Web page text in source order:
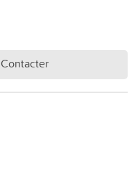
Contacter